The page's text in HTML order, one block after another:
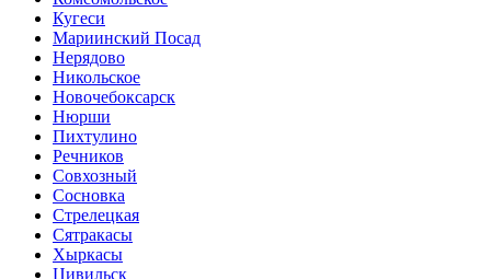
Кугеси
Мариинский Посад
Нерядово
Никольское
Новочебоксарск
Нюрши
Пихтулино
Речников
Совхозный
Сосновка
Стрелецкая
Сятракасы
Хыркасы
Цивильск